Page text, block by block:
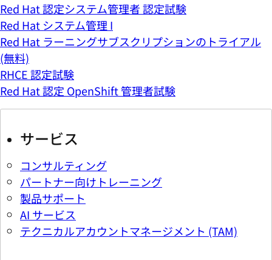
Red Hat 認定システム管理者 認定試験
Red Hat システム管理 I
Red Hat ラーニングサブスクリプションのトライアル
(無料)
RHCE 認定試験
Red Hat 認定 OpenShift 管理者試験
サービス
コンサルティング
パートナー向けトレーニング
製品サポート
AI サービス
テクニカルアカウントマネージメント (TAM)